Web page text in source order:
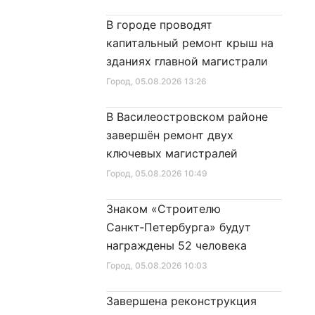
Город, 05.08.2026 13:26
В городе проводят
капитальный ремонт крыш на
зданиях главной магистрали
Город, 05.08.2026 10:49
В Василеостровском районе
завершён ремонт двух
ключевых магистралей
Город, 05.08.2026 10:03
Знаком «Строителю
Санкт‑Петербурга» будут
награждены 52 человека
Завершена реконструкция